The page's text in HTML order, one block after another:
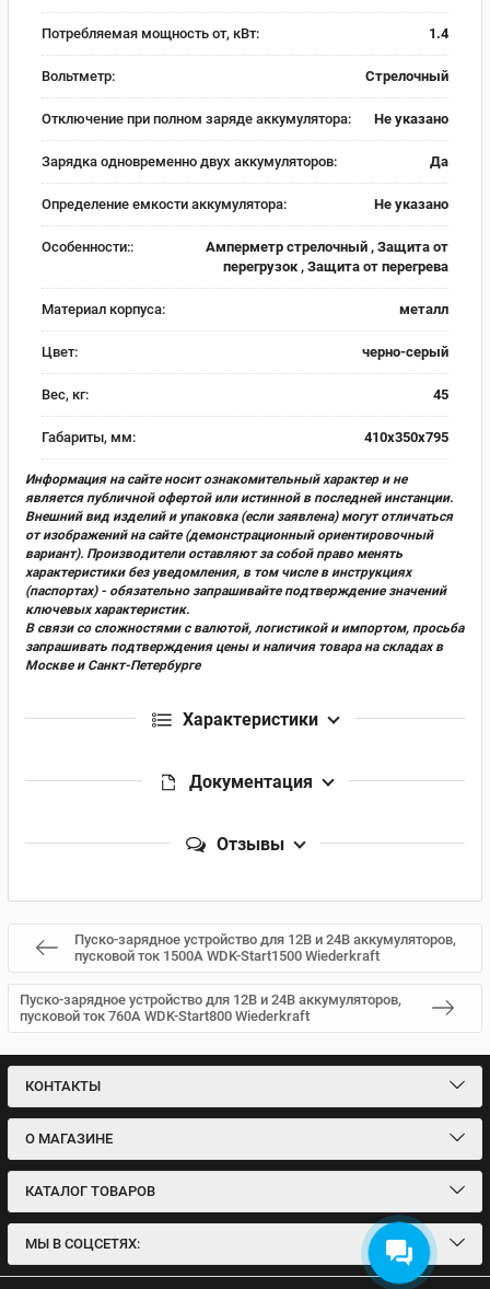
Потребляемая мощность от, кВт: 1.4
Вольтметр: Стрелочный
Отключение при полном заряде аккумулятора: Не указано
Зарядка одновременно двух аккумуляторов: Да
Определение емкости аккумулятора: Не указано
Особенности::
Амперметр стрелочный , Защита от
перегрузок , Защита от перегрева
Материал корпуса: металл
Цвет: черно-серый
Вес, кг: 45
Габариты, мм: 410x350x795
Информация на сайте носит ознакомительный характер и не
является публичной офертой или истинной в последней инстанции.
Внешний вид изделий и упаковка (если заявлена) могут отличаться
от изображений на сайте (демонстрационный ориентировочный
вариант). Производители оставляют за собой право менять
характеристики без уведомления, в том числе в инструкциях
(паспортах) - обязательно запрашивайте подтверждение значений
ключевых характеристик.
В связи со сложностями с валютой, логистикой и импортом, просьба
запрашивать подтверждения цены и наличия товара на складах в
Москве и Санкт-Петербурге
Характеристики
Документация
Отзывы
Пуско-зарядное устройство для 12В и 24В аккумуляторов,
пусковой ток 1500А WDK-Start1500 Wiederkraft
Пуско-зарядное устройство для 12В и 24В аккумуляторов,
пусковой ток 760А WDK-Start800 Wiederkraft
КОНТАКТЫ
О МАГАЗИНЕ
КАТАЛОГ ТОВАРОВ
МЫ В СОЦСЕТЯХ: